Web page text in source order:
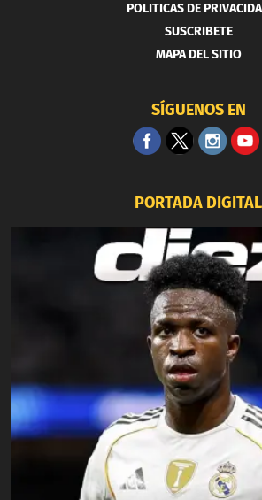
POLITICAS DE
SUSCRIBETE
MAPA DEL SITIO
SÍGUENOS EN
PORTADA DIGITAL